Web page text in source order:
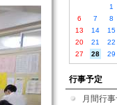
1
6
7 8
13
14 15
20
21 22
27
28 29
行事予定
月間行